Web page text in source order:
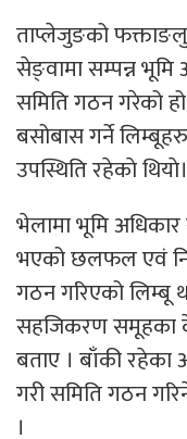
ताप्लेजुङको
सेङ्वामा सम्पन्न
समिति गठन गरेको
बसोबास गर्ने
उपस्थिति रहेकाे थियाे।
भेलामा भूमि अधिकार
भएको छलफल एवं
गठन गरिएको
सहजिकरण समूहका
बताए । बाँकी
गरी समिति गठन
।